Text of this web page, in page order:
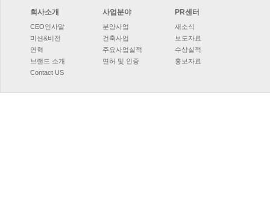
회사소개
CEO인사말
미션&비전
연혁
브랜드소개
ContactUS
사업분야
분양사업
건축사업
주요사업실적
면허및인증
PR센터
새소식
보도자료
수상실적
홍보자료